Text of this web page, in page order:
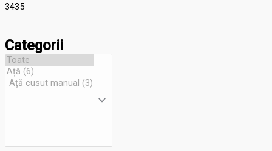
3435
Categorii